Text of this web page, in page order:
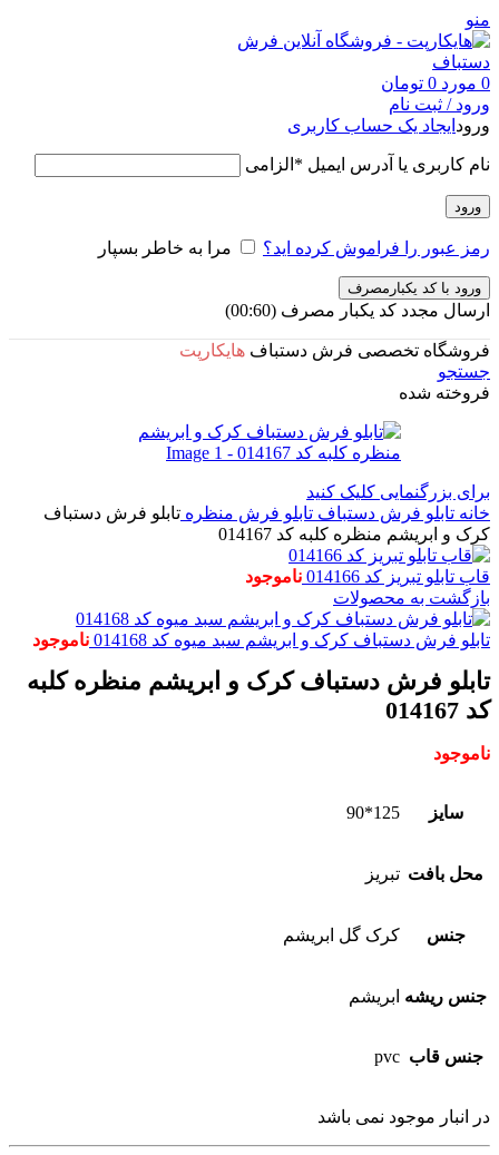
منو
0 مورد 0 تومان
ورود / ثبت نام
ورود ایجاد یک حساب کاربری
نام کاربری یا آدرس ایمیل * الزامی
ورود
رمز عبور را فراموش کرده اید؟ مرا به خاطر بسپار
ورود با کد یکبارمصرف
ارسال مجدد کد یکبار مصرف (00:
60
)
فروشگاه تخصصی فرش دستباف هایکارپت
جستجو
فروخته شده
برای بزرگنمایی کلیک کنید
خانه تابلو فرش دستباف تابلو فرش منظره تابلو فرش دستباف
کرک و ابریشم منظره کلبه کد 014167
قاب تابلو تبریز کد 014166
ناموجود
بازگشت به محصولات
تابلو فرش دستباف کرک و ابریشم سبد میوه کد 014168 ناموجود
تابلو فرش دستباف کرک و ابریشم منظره کلبه
کد 014167
ناموجود
سایز 125*90
محل بافت تبریز
جنس کرک گل ابریشم
جنس ریشه ابریشم
جنس قاب pvc
در انبار موجود نمی باشد